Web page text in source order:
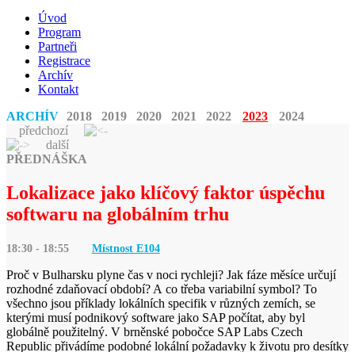
Úvod
Program
Partneři
Registrace
Archív
Kontakt
ARCHÍV 2018 2019 2020 2021 2022 2023
2024
předchozí
další
PŘEDNÁŠKA
Lokalizace jako klíčový faktor úspěchu
softwaru na globálním trhu
18:30 - 18:55 Místnost E104
Proč v Bulharsku plyne čas v noci rychleji? Jak fáze měsíce určují
rozhodné zdaňovací období? A co třeba variabilní symbol? To
všechno jsou příklady lokálních specifik v různých zemích, se
kterými musí podnikový software jako SAP počítat, aby byl
globálně použitelný. V brněnské pobočce SAP Labs Czech
Republic přivádíme podobné lokální požadavky k životu pro desítky